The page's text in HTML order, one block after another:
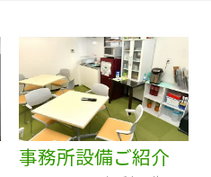
事務所設備ご紹介